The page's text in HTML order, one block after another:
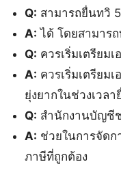
Q: สามารถยื่นทวิ
A: ได้ โดยสามาร
Q: ควรเริ่มเตรียมเ
A: ควรเริ่มเตรียม
ยุ่งยากในช่วงเวลา
Q: สำนักงานบัญชี
A: ช่วยในการจัดก
ภาษีที่ถูกต้อง